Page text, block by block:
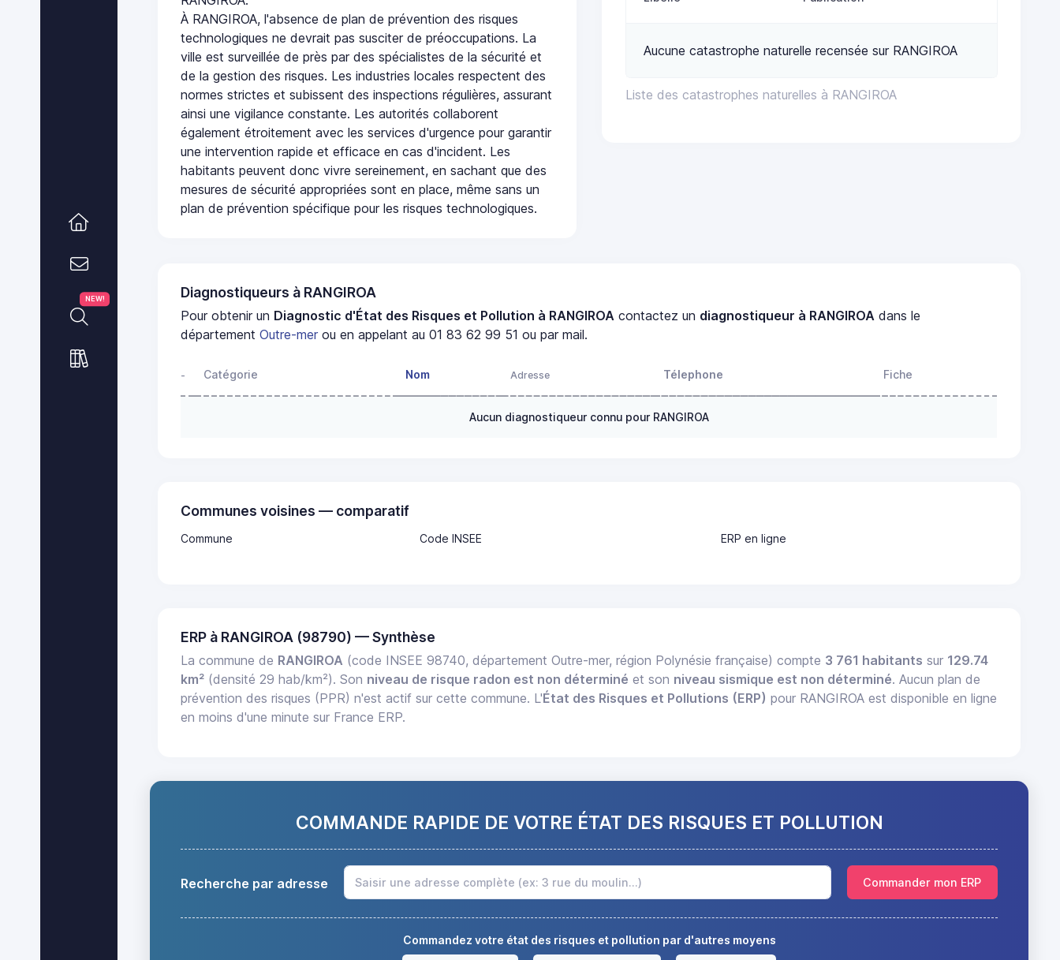
NEW!
À RANGIROA, l'absence de plan de prévention des risques
technologiques ne devrait pas susciter de préoccupations. La
ville est surveillée de près par des spécialistes de la sécurité et
de la gestion des risques. Les industries locales respectent des
normes strictes et subissent des inspections régulières, assurant
ainsi une vigilance constante. Les autorités collaborent
également étroitement avec les services d'urgence pour garantir
une intervention rapide et efficace en cas d'incident. Les
habitants peuvent donc vivre sereinement, en sachant que des
mesures de sécurité appropriées sont en place, même sans un
plan de prévention spécifique pour les risques technologiques.
Liste des catastrophes naturelles à RANGIROA
Aucune catastrophe naturelle recensée sur RANGIROA
Diagnostiqueurs à RANGIROA
Pour obtenir un Diagnostic d'État des Risques et Pollution à RANGIROA contactez un diagnostiqueur à RANGIROA dans le
départementOutre-mer ou en appelant au 01 83 62 99 51 ou par mail.
- Catégorie Nom Adresse Télephone Fiche
Aucun diagnostiqueur connu pour RANGIROA
Communes voisines — comparatif
Commune Code INSEE ERP en ligne
ERP à RANGIROA (98790) — Synthèse
La commune de RANGIROA (code INSEE 98740, département Outre-mer, région Polynésie française) compte 3 761 habitants sur 129.74
km² (densité 29 hab/km²). Son niveau de risque radon est non déterminé et son niveau sismique est non déterminé. Aucun plan de
prévention des risques (PPR) n'est actif sur cette commune. L'État des Risques et Pollutions (ERP) pour RANGIROA est disponible en ligne
en moins d'une minute sur France ERP.
COMMANDE RAPIDE DE VOTRE ÉTAT DES RISQUES ET POLLUTION
Recherche par adresse Commander mon ERP
Commandez votre état des risques et pollution par d'autres moyens